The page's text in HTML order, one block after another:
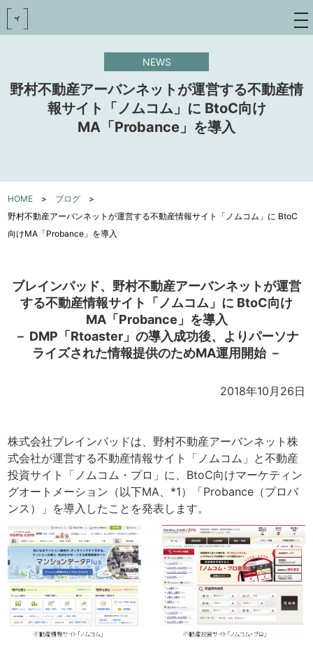
toggle
NEWS
野村不動産アーバンネットが運営する不動産情
報サイト「ノムコム」に BtoC向け
MA「Probance」を導入
HOME > ブログ >
野村不動産アーバンネットが運営する不動産情報サイト「ノムコム」に BtoC
向けMA「Probance」を導入
ブレインパッド、野村不動産アーバンネットが運営
する不動産情報サイト「ノムコム」に BtoC向け
MA「Probance」を導入
－ DMP「Rtoaster」の導入成功後、よりパーソナ
ライズされた情報提供のためMA運用開始 －
2018年10月26日
株式会社ブレインパッドは、野村不動産アーバンネット株
式会社が運営する不動産情報サイト「ノムコム」と不動産
投資サイト「ノムコム・プロ」に、BtoC向けマーケティン
グオートメーション（以下MA、*1）「Probance（プロバ
ンス）」を導入したことを発表します。